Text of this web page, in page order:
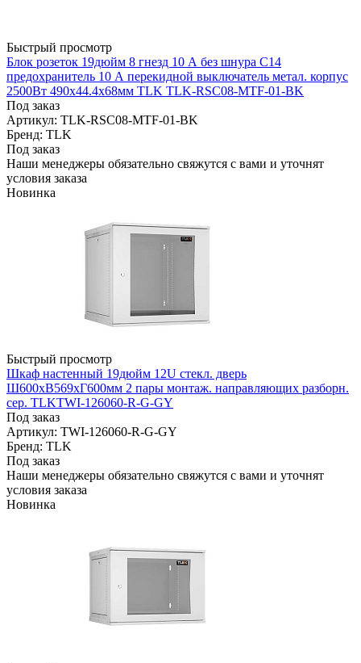
Быстрый просмотр
Блок розеток 19дюйм 8 гнезд 10 А без шнура С14
предохранитель 10 А перекидной выключатель метал. корпус
2500Вт 490х44.4х68мм TLK TLK-RSC08-MTF-01-BK
Под заказ
Артикул: TLK-RSC08-MTF-01-BK
Бренд: TLK
Под заказ
Наши менеджеры обязательно свяжутся с вами и уточнят
условия заказа
Новинка
Быстрый просмотр
Шкаф настенный 19дюйм 12U стекл. дверь
Ш600хВ569хГ600мм 2 пары монтаж. направляющих разборн.
сер. TLKTWI-126060-R-G-GY
Под заказ
Артикул: TWI-126060-R-G-GY
Бренд: TLK
Под заказ
Наши менеджеры обязательно свяжутся с вами и уточнят
условия заказа
Новинка